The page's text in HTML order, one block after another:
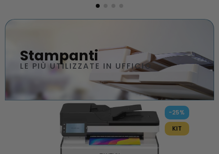
Stampanti
LE PIÙ UTILIZZATE IN UFFICIO
-25%
KIT